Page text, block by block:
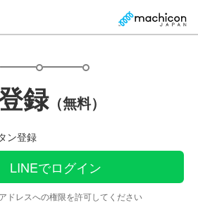
録（無料）
ン登録
LINEでログイン
ドレスへの権限を許可してください